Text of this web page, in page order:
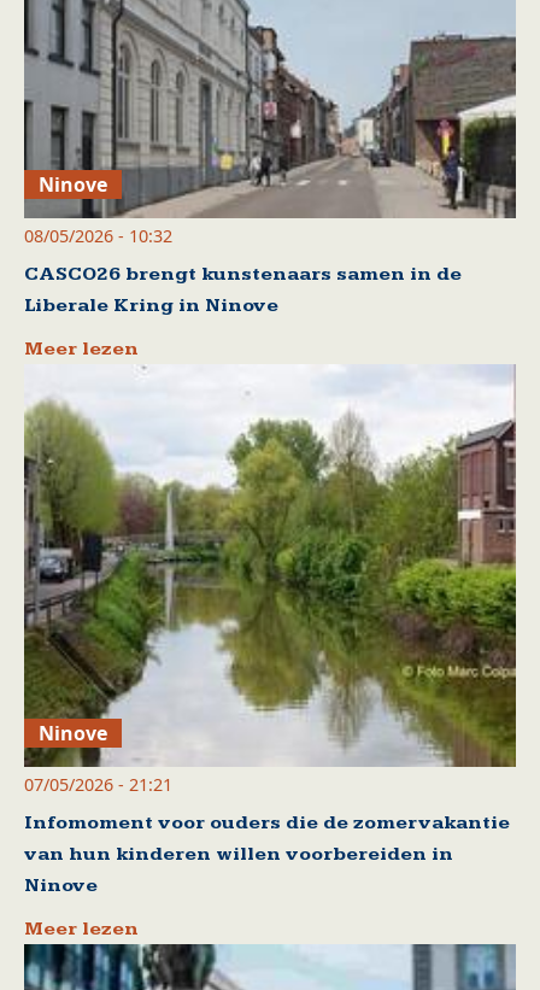
Ninove
08/05/2026 - 10:32
CASCO26 brengt kunstenaars samen in de
Liberale Kring in Ninove
Meer lezen
Ninove
07/05/2026 - 21:21
Infomoment voor ouders die de zomervakantie
van hun kinderen willen voorbereiden in
Ninove
Meer lezen